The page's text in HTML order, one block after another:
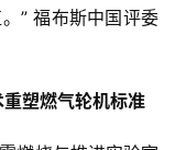
” 福布斯中国评委
重塑燃气轮机标准